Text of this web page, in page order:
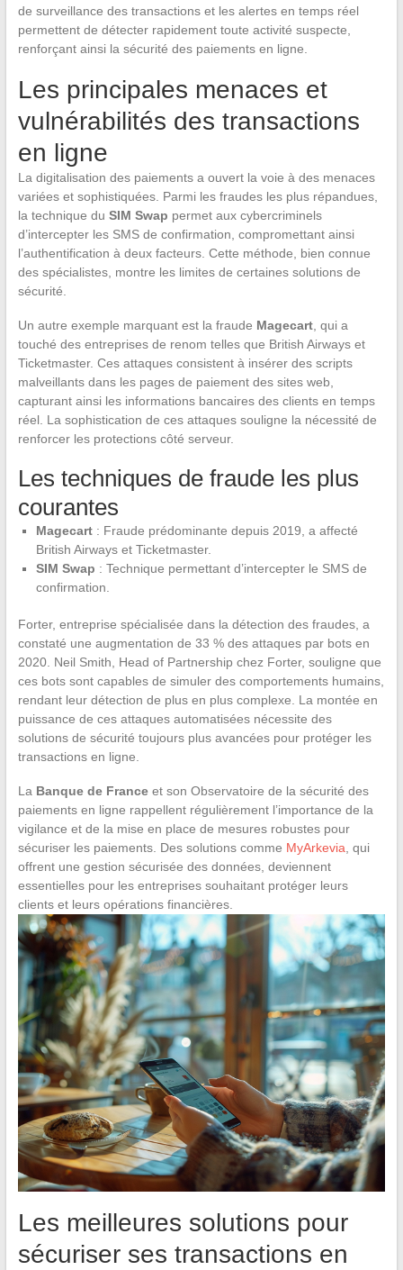
de surveillance des transactions et les alertes en temps réel
permettent de détecter rapidement toute activité suspecte,
renforçant ainsi la sécurité des paiements en ligne.
Les principales menaces et
vulnérabilités des transactions
en ligne
La digitalisation des paiements a ouvert la voie à des menaces
variées et sophistiquées. Parmi les fraudes les plus répandues,
la technique du SIM Swap permet aux cybercriminels
d’intercepter les SMS de confirmation, compromettant ainsi
l’authentification à deux facteurs. Cette méthode, bien connue
des spécialistes, montre les limites de certaines solutions de
sécurité.
Un autre exemple marquant est la fraude Magecart, qui a
touché des entreprises de renom telles que British Airways et
Ticketmaster. Ces attaques consistent à insérer des scripts
malveillants dans les pages de paiement des sites web,
capturant ainsi les informations bancaires des clients en temps
réel. La sophistication de ces attaques souligne la nécessité de
renforcer les protections côté serveur.
Les techniques de fraude les plus
courantes
Magecart: Fraude prédominante depuis 2019, a affecté
British Airways et Ticketmaster.
SIM Swap : Technique permettant d’intercepter le SMS de
confirmation.
Forter, entreprise spécialisée dans la détection des fraudes, a
constaté une augmentation de 33 % des attaques par bots en
2020. Neil Smith, Head of Partnership chez Forter, souligne que
ces bots sont capables de simuler des comportements humains,
rendant leur détection de plus en plus complexe. La montée en
puissance de ces attaques automatisées nécessite des
solutions de sécurité toujours plus avancées pour protéger les
transactions en ligne.
La Banque de Franceet son Observatoire de la sécurité des
paiements en ligne rappellent régulièrement l’importance de la
vigilance et de la mise en place de mesures robustes pour
sécuriser les paiements. Des solutions comme MyArkevia , qui
offrent une gestion sécurisée des données, deviennent
essentielles pour les entreprises souhaitant protéger leurs
clients et leurs opérations financières.
Les meilleures solutions pour
sécuriser ses transactions en